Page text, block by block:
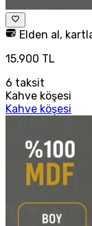
Elden al,
15.900 TL
6 taksit
Kahve köşesi
Kahve köşesi